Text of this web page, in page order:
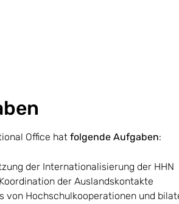
Office hat folgende Aufgaben:
der Internationalisierung der HHN
der Auslandskontakte
von Hochschulkooperationen und